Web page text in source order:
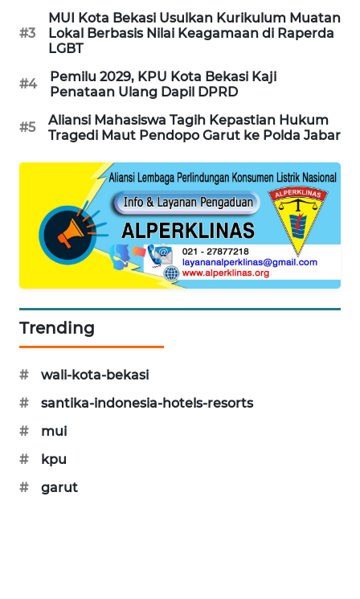
#3
MUI Kota Bekasi Usulkan Kurikulum Muatan
Lokal Berbasis Nilai Keagamaan di Raperda
LGBT
#4
Pemilu 2029, KPU Kota Bekasi Kaji
Penataan Ulang Dapil DPRD
#5
Aliansi Mahasiswa Tagih Kepastian Hukum
Tragedi Maut Pendopo Garut ke Polda Jabar
Trending
#
wali-kota-bekasi
#
santika-indonesia-hotels-resorts
#
mui
#
kpu
#
garut
ENERGI
NEWS
CILEUNGSI
BERAMPU
NEWS
ANUGERAH
NEWS
AKHLAK
ID
NEWS
ASA
NEWS